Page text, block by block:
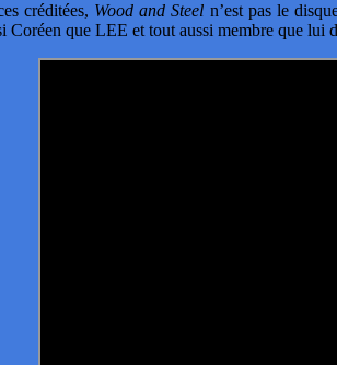
créditées, Wood and Steel n’est pas le
que LEE et tout aussi membre que